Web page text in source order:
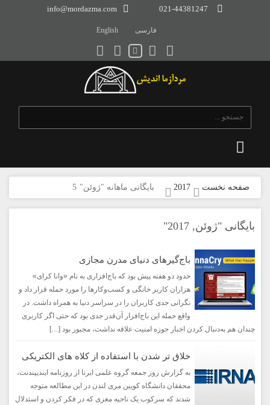
021-44381247
info@mordazma.com
فارسی English
صفحه نخست 2017 بایگانی ماهانه "ژوئن" 5
بایگانی "ژوئن, 2017"
باج‌گیرهای دنیای مدرن مجازی
حدود دو هفته پیش بود که باج‌افزاری به نام «وانا کرای»
هزاران کاربر خانگی و کسب‌وکارها را مورد حمله قرار داد و
نگرانی جدی کاربران را در سراسر دنیا به همراه داشت. در
واقع حمله این باج‌افزار آن‌قدر جدی بود که حتی اگر کاربری
چندان هم به‌دنبال کردن اخبار حوزه امنیت علاقه نداشت، مجبور بود […]
خلاق تر شدن با استفاده از کلاه های الکتریکی
به گزارش روز جمعه گروه علمی ایرنا از روزنامه ایندیپندنت،
محققان دانشگاه کویین مری لندن در این مطالعه متوجه
شدند که سرکوب یک ناحیه مغزی که در فکر کردن و استدلال